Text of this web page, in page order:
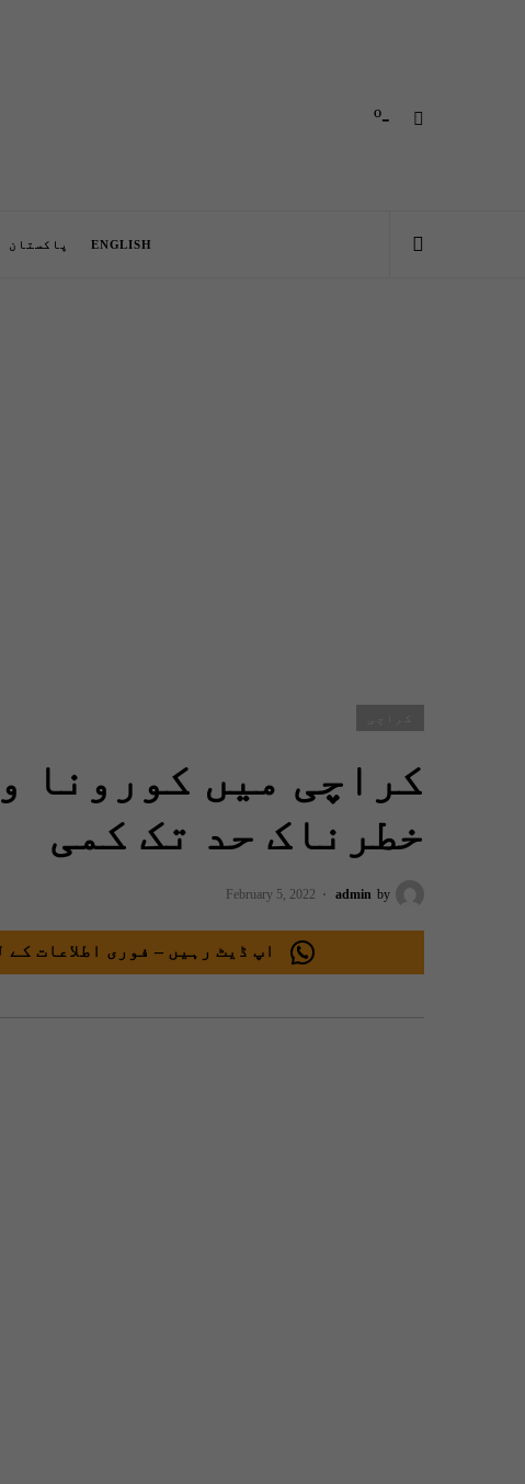
-º
ENGLISH پاکستان
کراچی میں کورونا
خطرناک حد تک کمی
by
admin
February 5, 2022
اپ ڈیٹ رہیں – فوری اطلاعات